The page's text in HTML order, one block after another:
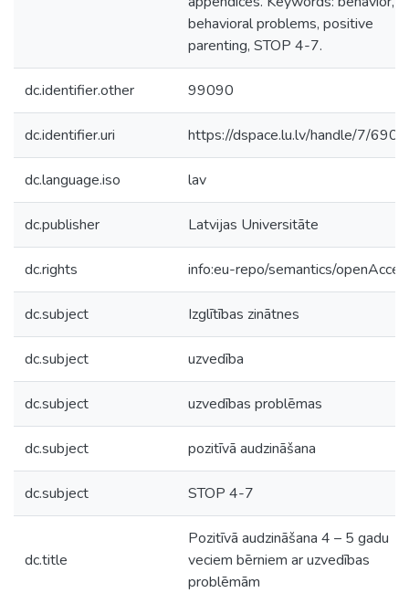
behavioral problems, positive
parenting, STOP 4-7.
dc.identifier.other 99090
dc.identifier.uri https://dspace.lu.lv/handle/7/
dc.language.iso lav
dc.publisher Latvijas Universitāte
dc.rights info:eu-repo/semantics/
dc.subject Izglītības zinātnes
dc.subject uzvedība
dc.subject uzvedības problēmas
dc.subject pozitīvā audzināšana
dc.subject STOP 4-7
dc.title
Pozitīvā audzināšana 4 – 5 gadu
veciem bērniem ar uzvedības
problēmām